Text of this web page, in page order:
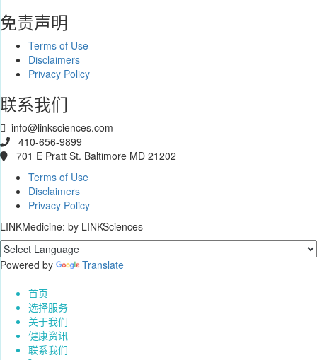
免责声明
Terms of Use
Disclaimers
Privacy Policy
联系我们
info@linksciences.com
410-656-9899
701 E Pratt St. Baltimore MD 21202
Terms of Use
Disclaimers
Privacy Policy
LINKMedicine: by LINKSciences
Powered by
Translate
首页
选择服务
关于我们
健康资讯
联系我们